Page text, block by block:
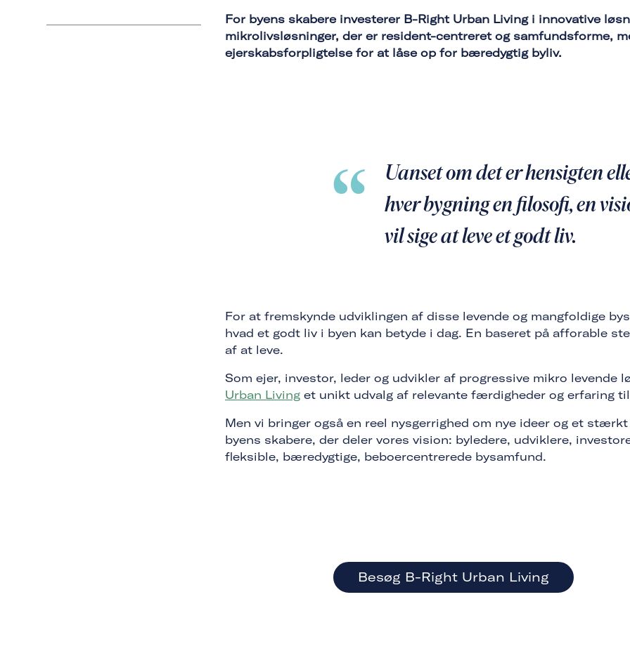
For byens skabere investerer B-Right Urban Living i innovative
mikrolivsløsninger, der er resident-centreret og samfundsforme,
ejerskabsforpligtelse for at låse op for bæredygtig byliv.
Uanset om det er hensigten
hver bygning en filosofi, en
vil sige at leve et godt liv.
For at fremskynde udviklingen af disse levende og mangfoldige
hvad et godt liv i byen kan betyde i dag. En baseret på afforable
af at leve.
Som ejer, investor, leder og udvikler af progressive mikro levende
Urban Living et unikt udvalg af relevante færdigheder og erfaring
Men vi bringer også en reel nysgerrighed om nye ideer og et
byens skabere, der deler vores vision: byledere, udviklere,
fleksible, bæredygtige, beboercentrerede bysamfund.
Besøg B-Right Urban Living